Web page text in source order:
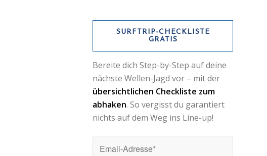
SURFTRIP-CHECKLISTE
GRATIS
Bereite dich Step-by-Step auf deine
nächste Wellen-Jagd vor – mit der
übersichtlichen Checkliste zum
abhaken. So vergisst du garantiert
nichts auf dem Weg ins Line-up!